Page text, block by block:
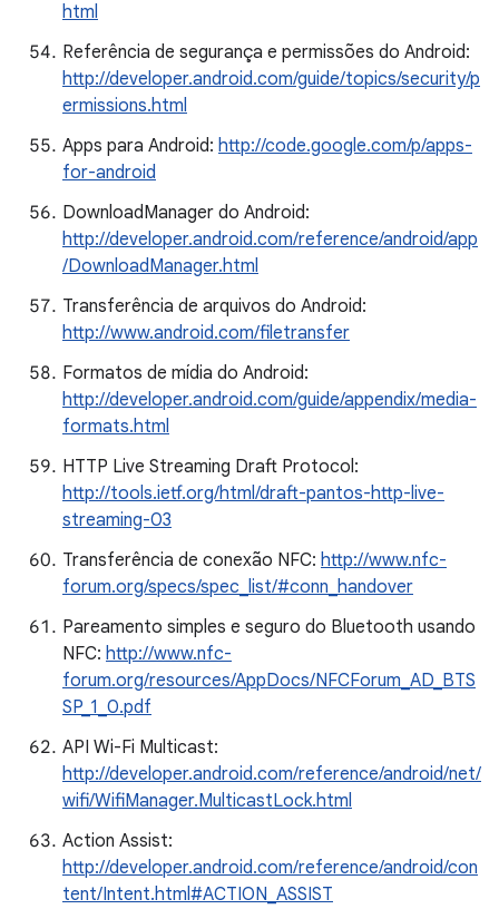
html
Referência de segurança e permissões do Android:
http://developer.android.com/guide/topics/security/p
ermissions.html
Apps para Android: http://code.google.com/p/apps-
for-android
DownloadManager do Android:
http://developer.android.com/reference/android/app
/DownloadManager.html
Transferência de arquivos do Android:
http://www.android.com/filetransfer
Formatos de mídia do Android:
http://developer.android.com/guide/appendix/media-
formats.html
HTTP Live Streaming Draft Protocol:
http://tools.ietf.org/html/draft-pantos-http-live-
streaming-03
Transferência de conexão NFC: http://www.nfc-
forum.org/specs/spec_list/#conn_handover
Pareamento simples e seguro do Bluetooth usando
NFC: http://www.nfc-
forum.org/resources/AppDocs/NFCForum_AD_BTS
SP_1_0.pdf
API Wi-Fi Multicast:
http://developer.android.com/reference/android/net/
wifi/WifiManager.MulticastLock.html
Action Assist:
http://developer.android.com/reference/android/con
tent/Intent.html#ACTION_ASSIST